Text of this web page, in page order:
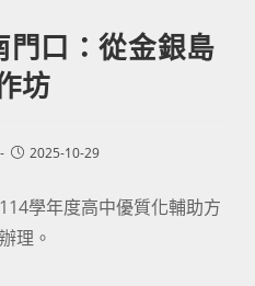
門口：從金銀島
坊
Post2025-10-29
學年度高中優質化輔助方
理。